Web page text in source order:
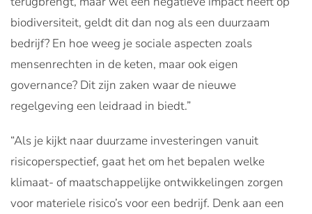
biodiversiteit, geldt dit dan nog als een duurzaam
bedrijf? En hoe weeg je sociale aspecten zoals
mensenrechten in de keten, maar ook eigen
governance? Dit zijn zaken waar de nieuwe
regelgeving een leidraad in biedt.”
“Als je kijkt naar duurzame investeringen vanuit
risicoperspectief, gaat het om het bepalen welke
klimaat- of maatschappelijke ontwikkelingen zorgen
voor materiele risico’s voor een bedrijf. Denk aan een